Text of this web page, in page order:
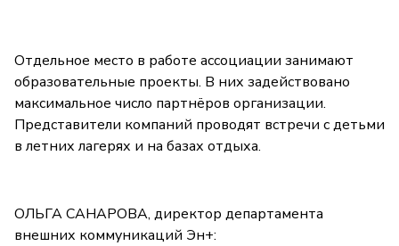
Отдельное место в работе ассоциации занимают
образовательные проекты. В них задействовано
максимальное число партнёров организации.
Представители компаний проводят встречи с детьми
в летних лагерях и на базах отдыха.
ОЛЬГА САНАРОВА, директор департамента
внешних коммуникаций Эн+: